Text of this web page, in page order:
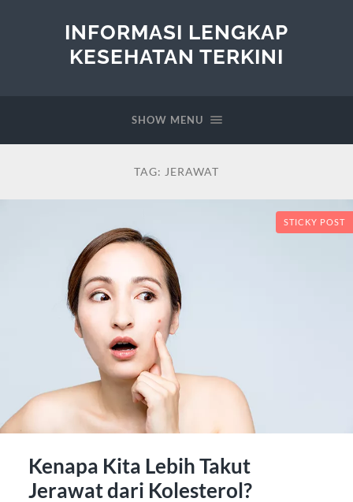
INFORMASI LENGKAP
KESEHATAN TERKINI
SHOW MENU
TAG: JERAWAT
STICKY POST
Kenapa Kita Lebih Takut
Jerawat dari Kolesterol?